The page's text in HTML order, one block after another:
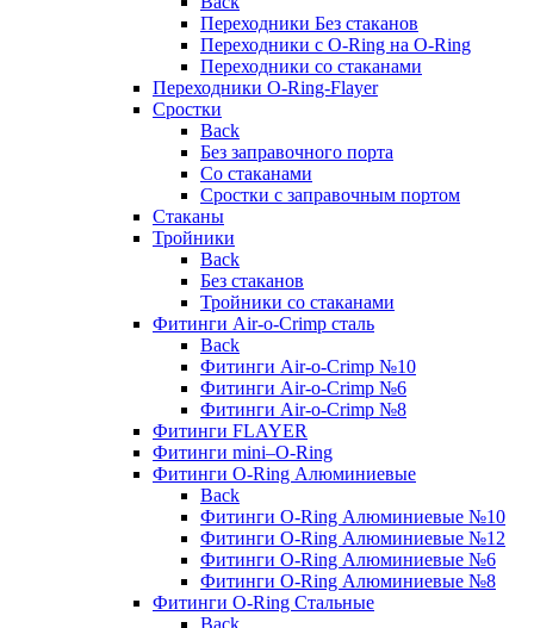
Переходники Без стаканов
Переходники с O-Ring на O-Ring
Переходники со стаканами
Переходники O-Ring-Flayer
Сростки
Back
Без заправочного порта
Со стаканами
Сростки с заправочным портом
Стаканы
Тройники
Back
Без стаканов
Тройники со стаканами
Фитинги Air-o-Crimp сталь
Back
Фитинги Air-o-Crimp №10
Фитинги Air-o-Crimp №6
Фитинги Air-o-Crimp №8
Фитинги FLAYER
Фитинги mini–O-Ring
Фитинги O-Ring Алюминиевые
Back
Фитинги O-Ring Алюминиевые №10
Фитинги O-Ring Алюминиевые №12
Фитинги O-Ring Алюминиевые №6
Фитинги O-Ring Алюминиевые №8
Фитинги O-Ring Стальные
Back